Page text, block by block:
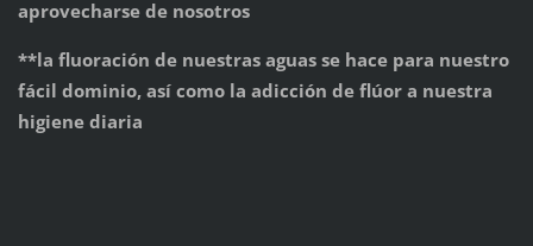
aprovecharse de nosotros
**la fluoración de nuestras aguas se hace para nuestro
fácil dominio, así como la adicción de flúor a nuestra
higiene diaria